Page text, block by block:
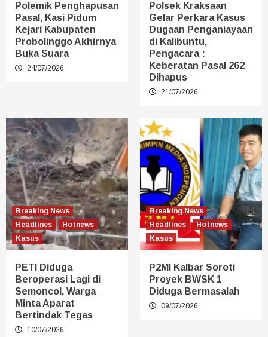
Polemik Penghapusan
Pasal, Kasi Pidum
Kejari Kabupaten
Probolinggo Akhirnya
Buka Suara
24/07/2026
Polsek Kraksaan
Gelar Perkara Kasus
Dugaan Penganiayaan
di Kalibuntu,
Pengacara :
Keberatan Pasal 262
Dihapus
21/07/2026
Breaking News
Headlines
Hotnews
Kasus
PETI Diduga
Beroperasi Lagi di
Semoncol, Warga
Minta Aparat
Bertindak Tegas
10/07/2026
Breaking News
Headlines
Hotnews
Kasus
P2MI Kalbar Soroti
Proyek BWSK 1
Diduga Bermasalah
09/07/2026